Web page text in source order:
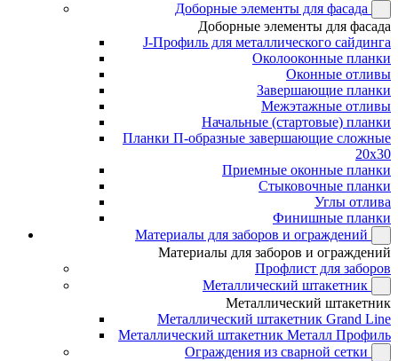
Доборные элементы для фасада
Доборные элементы для фасада
J-Профиль для металлического сайдинга
Околооконные планки
Оконные отливы
Завершающие планки
Межэтажные отливы
Начальные (стартовые) планки
Планки П-образные завершающие сложные
20x30
Приемные оконные планки
Стыковочные планки
Углы отлива
Финишные планки
Материалы для заборов и ограждений
Материалы для заборов и ограждений
Профлист для заборов
Металлический штакетник
Металлический штакетник
Металлический штакетник Grand Line
Металлический штакетник Металл Профиль
Ограждения из сварной сетки